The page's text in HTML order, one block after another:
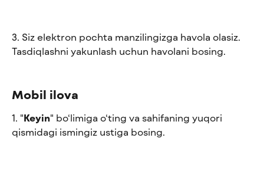
3. Siz elektron pochta manzilingizga havola olasiz.
Tasdiqlashni yakunlash uchun havolani bosing.
Mobil ilova
1. "Keyin" bo‘limiga o‘ting va sahifaning yuqori
qismidagi ismingiz ustiga bosing.